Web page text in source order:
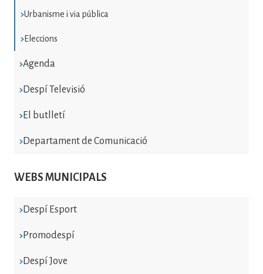
Urbanisme i via pública
Eleccions
Agenda
Despí Televisió
El butlletí
Departament de Comunicació
WEBS MUNICIPALS
Despí Esport
Promodespí
Despí Jove